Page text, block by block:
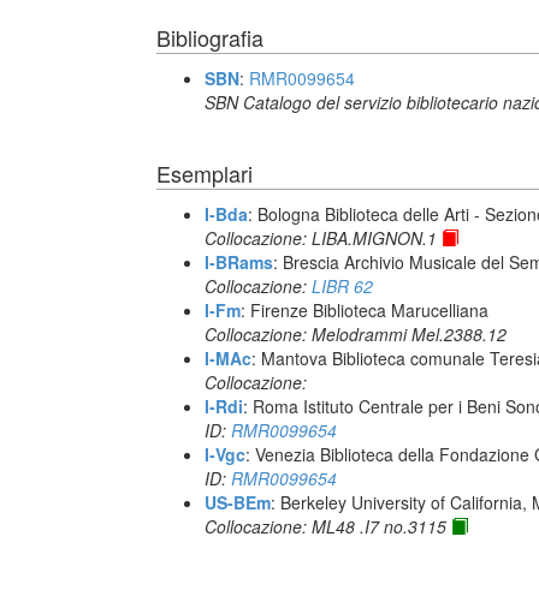
Bibliografia
SBN: RMR0099654
SBN Catalogo del servizio bibliotecario
Esemplari
I-Bda: Bologna Biblioteca delle Arti -
Collocazione: LIBA.MIGNON.1
I-BRams: Brescia Archivio Musicale del
Collocazione: LIBR 62
I-Fm: Firenze Biblioteca Marucelliana
Collocazione: Melodrammi Mel.2388.12
I-MAc: Mantova Biblioteca comunale
Collocazione:
I-Rdi: Roma Istituto Centrale per i Beni
ID: RMR0099654
I-Vgc: Venezia Biblioteca della Fondazione
ID: RMR0099654
US-BEm: Berkeley University of California,
Collocazione: ML48 .I7 no.3115